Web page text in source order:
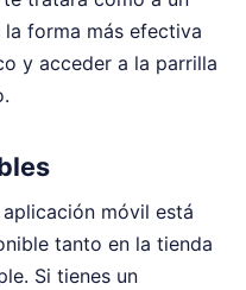
forma más efectiva
y acceder a la parrilla
móvil está
tanto en la tienda
Si tienes un